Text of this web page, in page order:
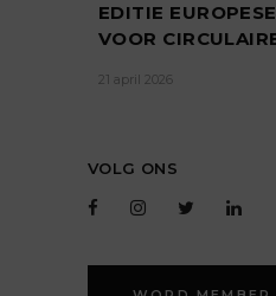
EDITIE
VOOR
21 april 2026
VOLG ONS